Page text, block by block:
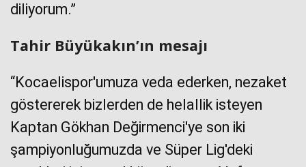
diliyorum.”
Tahir Büyükakın’ın mesajı
“Kocaelispor'umuza veda ederken, nezaket
göstererek bizlerden de helallik isteyen
Kaptan Gökhan Değirmenci'ye son iki
şampiyonluğumuzda ve Süper Lig'deki